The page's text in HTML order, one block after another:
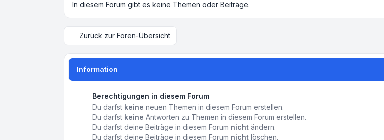
In diesem Forum gibt es keine Themen oder Beiträge.
Zurück zur Foren-Übersicht
Information
Berechtigungen in diesem Forum
Du darfst keine neuen Themen in diesem Forum erstellen.
Du darfst keine Antworten zu Themen in diesem Forum erstellen.
Du darfst deine Beiträge in diesem Forum nicht ändern.
Du darfst deine Beiträge in diesem Forum nicht löschen.